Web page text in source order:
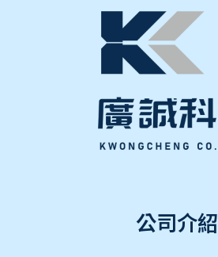
公司介紹